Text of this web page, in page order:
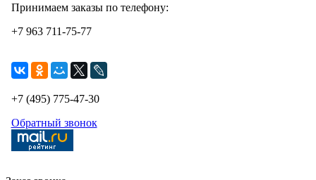
Принимаем заказы по телефону:
+7 963 711-75-77
+7 (495) 775-47-30
Обратный звонок